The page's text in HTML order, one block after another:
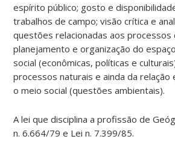
espírito público; gosto e
trabalhos de campo; visão crítica e
questões relacionadas aos processos
planejamento e organização do
social (econômicas, políticas e
processos naturais e ainda da
o meio social (questões ambientais).
A lei que disciplina a profissão de
n. 6.664/79 e Lei n. 7.399/85.